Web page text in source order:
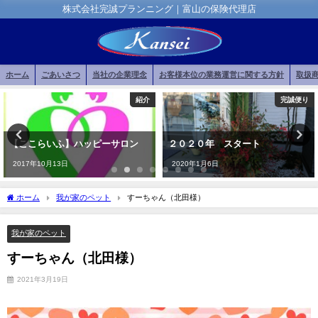
株式会社完誠プランニング｜富山の保険代理店
ホーム ごあいさつ 当社の企業理念 お客様本位の業務運営に関する方針 取扱
紹介
【ここらいふ】ハッピーサロン
2017年10月13日
完誠便り
２０２０年 スタート
2020年1月6日
ホーム 我が家のペット すーちゃん（北田様）
我が家のペット
すーちゃん（北田様）
2021年3月19日